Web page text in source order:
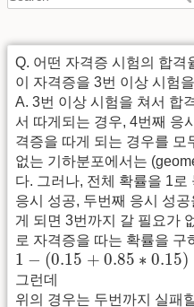
Q. 어떤 자격증 시험의 합격
이 자격증을 3번 이상 시험
A. 3번 이상 시험을 쳐서 합
서 따게되는 경우, 4번째 응
격증을 따게 되는 경우를 모
없는 기하분포에서는
다. 그러나, 전체 확률을 1로
응시 성공, 두번째 응시 성
게 되면 3번까지 갈 필요가
로 자격증을 따는 확률을 구
1 − (0.15 + 0.85 ∗ 0.15)
1− 0.15+0.85∗0.15) =
그런데
위의 경우는 두번까지 실패